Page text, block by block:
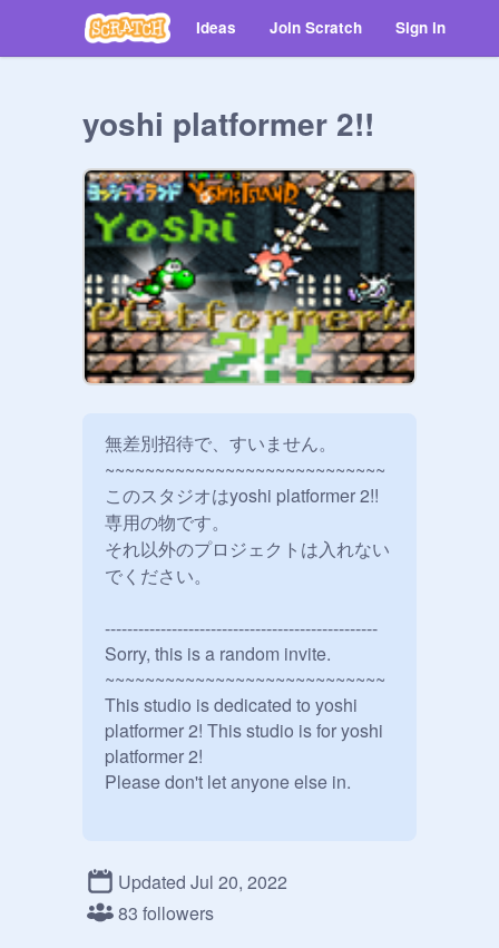
Ideas Join Scratch Sign in
yoshi platformer 2!!
無差別招待で、すいません。
~~~~~~~~~~~~~~~~~~~~~~~~~~~~
このスタジオはyoshi platformer 2!!
専用の物です。
それ以外のプロジェクトは入れない
でください。
-------------------------------------------------
Sorry, this is a random invite.
~~~~~~~~~~~~~~~~~~~~~~~~~~~~
This studio is dedicated to yoshi
platformer 2! This studio is for yoshi
platformer 2!
Please don't let anyone else in.
Updated Jul 20, 2022
83 followers